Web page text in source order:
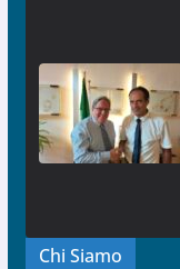
Chi Siamo